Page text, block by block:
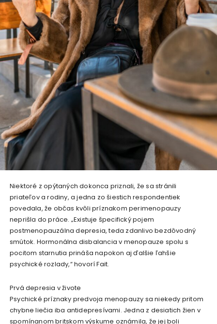
Niektoré z opýtaných dokonca priznali, že sa stránili
priateľov a rodiny, a jedna zo šiestich respondentiek
povedala, že občas kvôli príznakom perimenopauzy
neprišla do práce. „Existuje špecifický pojem
postmenopauzálna depresia, teda zdanlivo bezdôvodný
smútok. Hormonálna disbalancia v menopauze spolu s
pocitom starnutia prináša napokon aj ďalšie ľahšie
psychické rozlady,“ hovorí Fait.
Prvá depresia v živote
Psychické príznaky predvoja menopauzy sa niekedy pritom
chybne liečia iba antidepresívami. Jedna z desiatich žien v
spomínanom britskom výskume oznámila, že jej boli